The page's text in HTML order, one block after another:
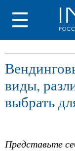
виды,
выбрать
Представьте